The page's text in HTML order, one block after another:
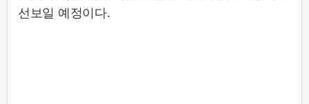
선보일 예정이다.